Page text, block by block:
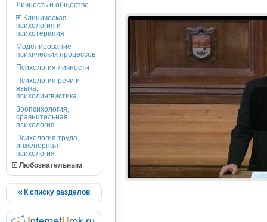
Личность и общество
Клиническая
психология и
психотерапия
Моделирование
психических процессов
Психология личности
Психология речи и
языка,
психолингвистика
Зоопсихология,
сравнительная
психология
Психология труда,
инженерная
психология
Любознательным
К списку разделов